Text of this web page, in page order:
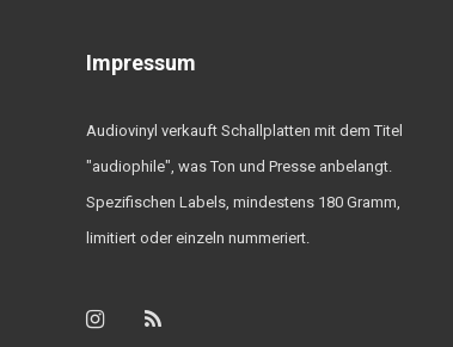
Impressum
Audiovinyl verkauft Schallplatten mit dem Titel
"audiophile", was Ton und Presse anbelangt.
Spezifischen Labels, mindestens 180 Gramm,
limitiert oder einzeln nummeriert.